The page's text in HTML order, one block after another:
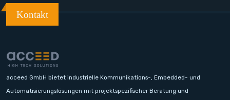
Kontakt
acceed GmbH bietet industrielle Kommunikations-, Embedded- und
Automatisierungslösungen mit projektspezifischer Beratung und